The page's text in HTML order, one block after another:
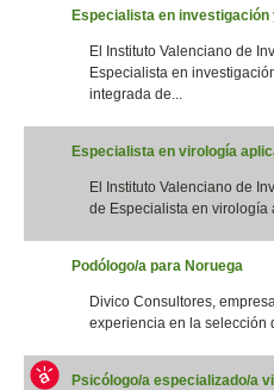
Especialista en
El Instituto Valenciano de
Especialista en
integrada de...
Especialista en virología
El Instituto Valenciano de
de Especialista en virología
Podólogo/a para Noruega
Divico Consultores,
experiencia en la selección
Psicólogo/a especializado/a